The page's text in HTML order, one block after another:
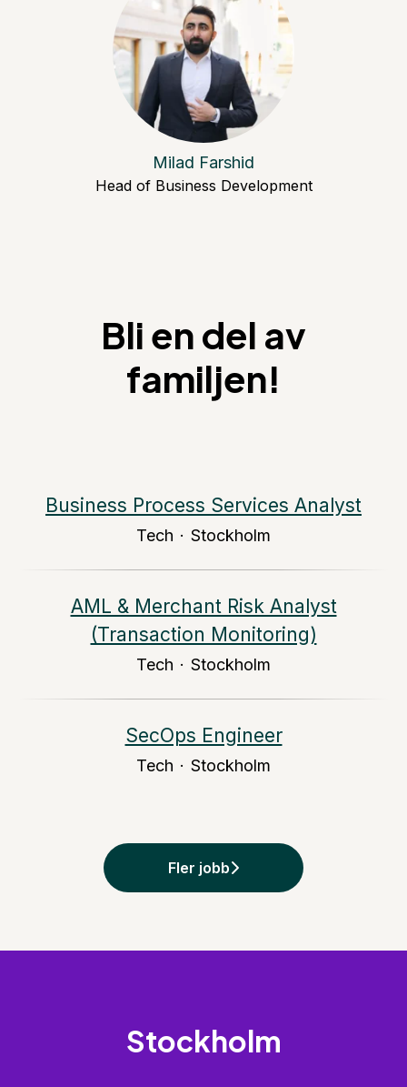
Milad Farshid
Head of Business Development
Bli en del av
familjen!
Business Process Services Analyst
Tech · Stockholm
AML & Merchant Risk Analyst
(Transaction Monitoring)
Tech · Stockholm
SecOps Engineer
Tech · Stockholm
Fler jobb
Stockholm